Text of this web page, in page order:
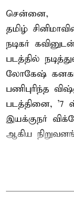
சென்னை,
தமிழ்
நடிகர்
படத்தில்
லோகேஷ்
பணிபுரிந்த
படத்தினை, '7
இயக்குநர்
ஆகிய